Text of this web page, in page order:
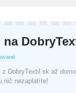
na
DobryTextil.sk až
nič nezaplatíte!